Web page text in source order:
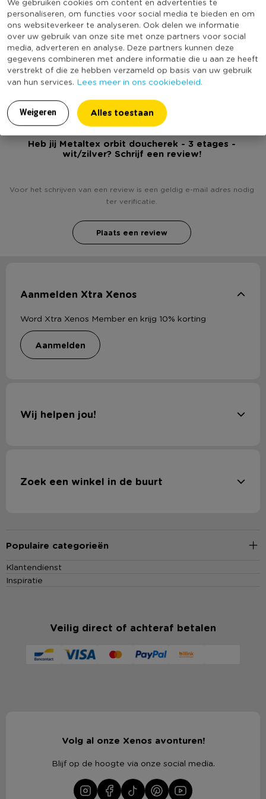
personaliseren, om functies voor social media te bieden en om
ons websiteverkeer te analyseren. Ook delen we informatie
over uw gebruik van onze site met onze partners voor social
media, adverteren en analyse. Deze partners kunnen deze
gegevens combineren met andere informatie die u aan ze heeft
verstrekt of die ze hebben verzameld op basis van uw gebruik
van hun services. Lees meer in ons cookiebeleid.
Weigeren Alles toestaan
Belangrijkste kenmerken:
• Wit
• 3 etages
• Staand of ophangen
• Roestvrij
• 6 jaar garantie
Voordelen Chrometerm:
• 65% minder CO2 uitstoot
• 85% minder fosfaten
• 95% minder luchtvervuiling
Kleur
Zilverkleurig
Productlengte (cm)
26
Merk
Metaltex
Duurzaamheidsscore
(Nog) geen score
bekend
Heb jij Metaltex orbit doucherek - 3 etages -
wit/zilver? Schrijf een review!
Voor het schrijven van een review is een geldig e-mail adres nodig
ter verificatie.
Plaats een review
Aanmelden Xtra Xenos
Word Xtra Xenos Member en krijg 10% korting
aanmelden
Wij helpen jou!
Zoek een winkel in de buurt
Populaire categorieën
Klantendienst
Inspiratie
Veilig direct of achteraf betalen
Volg al onze Xenos avonturen!
Blijf op de hoogte via onze social media.